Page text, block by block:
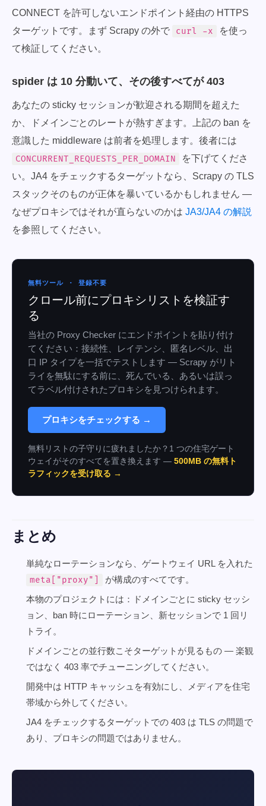
CONNECT を許可しないエンドポイント経由の HTTPS
ターゲットです。まず Scrapy の外で
curl -x
を使っ
て検証してください。
spider は 10 分動いて、その後すべてが 403
あなたの sticky セッションが歓迎される期間を超えた
か、ドメインごとのレートが熱すぎます。上記の ban を
意識した middleware は前者を処理します。後者には
CONCURRENT_REQUESTS_PER_DOMAIN
を下げてくださ
い。JA4 をチェックするターゲットなら、Scrapy の TLS
スタックそのものが正体を暴いているかもしれません —
なぜプロキシではそれが直らないのかは JA3/JA4 の解説
を参照してください。
無料ツール · 登録不要
クロール前にプロキシリストを検証す
る
当社の Proxy Checker にエンドポイントを貼り付け
てください：接続性、レイテンシ、匿名レベル、出
口 IP タイプを一括でテストします — Scrapy がリト
ライを無駄にする前に、死んでいる、あるいは誤っ
てラベル付けされたプロキシを見つけられます。
プロキシをチェックする →
無料リストの子守りに疲れましたか？1 つの住宅ゲート
ウェイがそのすべてを置き換えます — 500MB の無料ト
ラフィックを受け取る →
まとめ
単純なローテーションなら、ゲートウェイ URL を入れた
meta["proxy"]
が構成のすべてです。
本物のプロジェクトには：ドメインごとに sticky セッシ
ョン、ban 時にローテーション、新セッションで 1 回リ
トライ。
ドメインごとの並行数こそターゲットが見るもの — 楽観
ではなく 403 率でチューニングしてください。
開発中は HTTP キャッシュを有効にし、メディアを住宅
帯域から外してください。
JA4 をチェックするターゲットでの 403 は TLS の問題で
あり、プロキシの問題ではありません。